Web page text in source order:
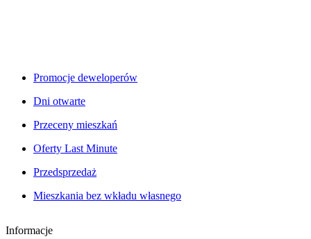
Promocje deweloperów
Dni otwarte
Przeceny mieszkań
Oferty Last Minute
Przedsprzedaż
Mieszkania bez wkładu własnego
Informacje